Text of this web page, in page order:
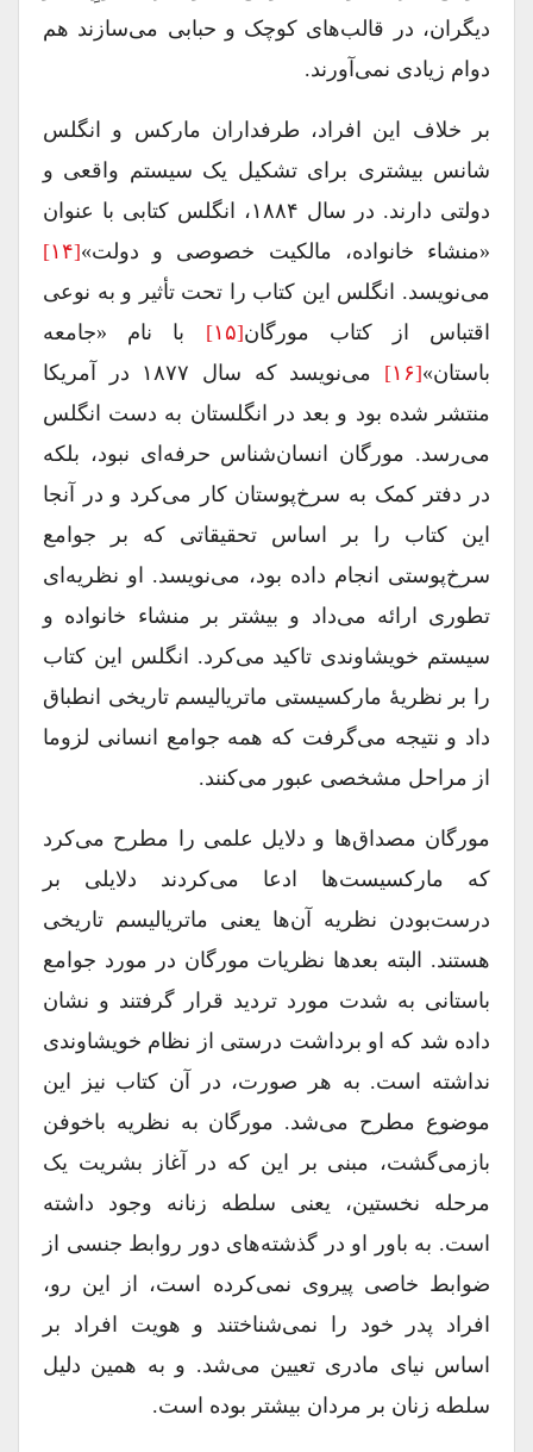
دیگران، در قالب‌های کوچک و حبابی می‌سازند هم
دوام زیادی نمی‌آورند.
بر خلاف این افراد، طرفداران مارکس و انگلس
شانس بیشتری برای تشکیل یک سیستم واقعی و
دولتی دارند. در سال ۱۸۸۴، انگلس کتابی با عنوان
«منشاء خانواده، مالکیت خصوصی و دولت»[۱۴]
می‌نویسد. انگلس این کتاب را تحت تأثیر و به نوعی
اقتباس از کتاب مورگان[۱۵]
با نام «جامعه
باستان»[۱۶]
می‌نویسد که سال ۱۸۷۷ در آمریکا
منتشر شده بود و بعد در انگلستان به دست انگلس
می‌رسد. مورگان انسان‌شناس حرفه‌ای نبود، بلکه
در دفتر کمک به سرخ‌پوستان کار می‌کرد و در آنجا
این کتاب را بر اساس تحقیقاتی که بر جوامع
سرخ‌پوستی انجام داده بود، می‌نویسد. او نظریه‌ای
تطوری ارائه می‌داد و بیشتر بر منشاء خانواده و
سیستم خویشاوندی تاکید می‌کرد. انگلس این کتاب
را بر نظریۀ مارکسیستی ماتریالیسم تاریخی انطباق
داد و نتیجه می‌گرفت که همه جوامع انسانی لزوما
از مراحل مشخصی عبور می‌کنند.
مورگان مصداق‌ها و دلایل علمی را مطرح می‌کرد
که مارکسیست‌ها ادعا می‌کردند دلایلی بر
درست‌بودن نظریه آن‌ها یعنی ماتریالیسم تاریخی
هستند. البته بعدها نظریات مورگان در مورد جوامع
باستانی به شدت مورد تردید قرار گرفتند و نشان
داده شد که او برداشت درستی از نظام خویشاوندی
نداشته است. به هر صورت، در آن کتاب نیز این
موضوع مطرح می‌شد. مورگان به نظریه باخوفن
بازمی‌گشت، مبنی بر این که در آغاز بشریت یک
مرحله نخستین، یعنی سلطه زنانه وجود داشته
است. به باور او در گذشته‌های دور روابط جنسی از
ضوابط خاصی پیروی نمی‌کرده است، از این رو،
افراد پدر خود را نمی‌شناختند و هویت افراد بر
اساس نیای مادری تعیین می‌شد. و به همین دلیل
سلطه زنان بر مردان بیشتر بوده است.